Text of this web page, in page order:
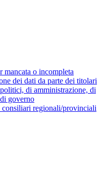
mancata o incompleta
dei dati da parte dei titolari
di amministrazione, di
governo
regionali/provinciali